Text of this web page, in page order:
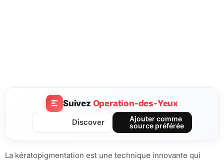
Suivez Operation-des-Yeux
Discover
Ajouter comme
source préférée
La kératopigmentation est une technique innovante qui